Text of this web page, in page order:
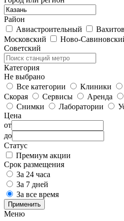
Район
Авиастроительный
Московский
Ново-
Советский
Категория
Не выбрано
Все категории
Клиники
Скорая
Сервисы Аренда
Снимки
Лаборатории
Цена
от
до
Статус
Премиум акции
Срок размещения
За 24 часа
За 7 дней
За все время
Применить
Меню